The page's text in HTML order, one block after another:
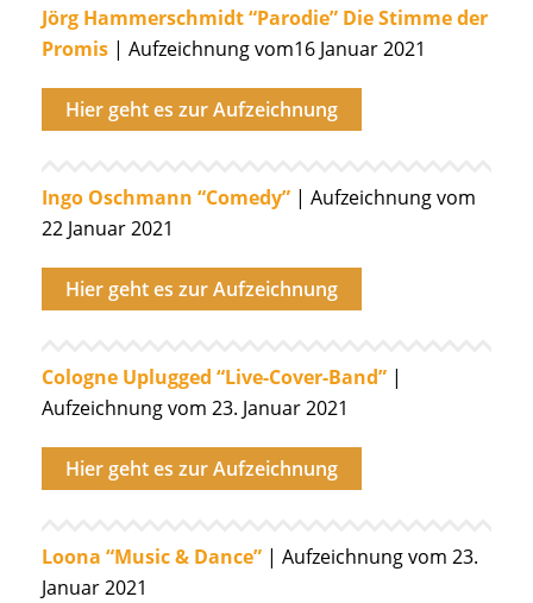
Jörg Hammerschmidt “Parodie” Die Stimme der
Promis | Aufzeichnung vom16 Januar 2021
Hier geht es zur Aufzeichnung
Ingo Oschmann “Comedy” | Aufzeichnung vom
22 Januar 2021
Hier geht es zur Aufzeichnung
Cologne Uplugged “Live-Cover-Band” |
Aufzeichnung vom 23. Januar 2021
Hier geht es zur Aufzeichnung
Loona “Music & Dance” | Aufzeichnung vom 23.
Januar 2021